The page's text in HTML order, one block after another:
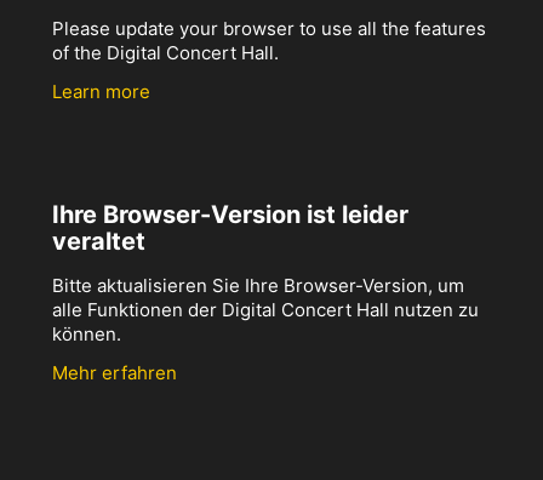
Please update your browser to use all the features
of the Digital Concert Hall.
Learn more
Ihre Browser-Version ist leider
veraltet
Bitte aktualisieren Sie Ihre Browser-Version, um
alle Funktionen der Digital Concert Hall nutzen zu
können.
Mehr erfahren